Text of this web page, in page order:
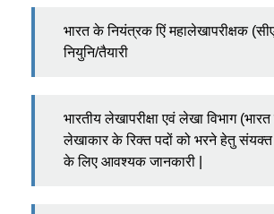
भारत के नियंत्रक एिं महालेखापरीक्षक
नियुनि/तैयारी
भारतीय लेखापरीक्षा एवं लेखा विभाग
लेखाकार के रिक्त पदों को भरने हेतु संयक्त
के लिए आवश्यक जानकारी |